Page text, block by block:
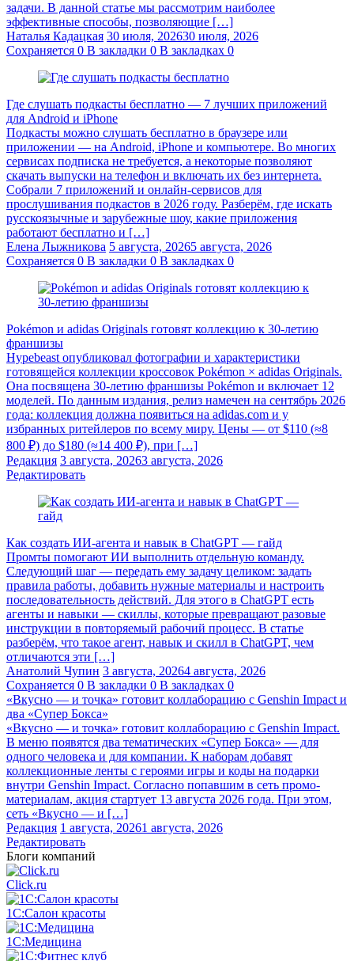
задачи. В данной статье мы рассмотрим наиболее
эффективные способы, позволяющие […]
Наталья Кадацкая 30 июля, 202630 июля, 2026
Сохраняется 0 В закладки 0 В закладках 0
Где слушать подкасты бесплатно — 7 лучших приложений
для Android и iPhone
Подкасты можно слушать бесплатно в браузере или
приложении — на Android, iPhone и компьютере. Во многих
сервисах подписка не требуется, а некоторые позволяют
скачать выпуски на телефон и включать их без интернета.
Собрали 7 приложений и онлайн-сервисов для
прослушивания подкастов в 2026 году. Разберём, где искать
русскоязычные и зарубежные шоу, какие приложения
работают бесплатно и […]
Елена Лыжникова 5 августа, 20265 августа, 2026
Сохраняется 0 В закладки 0 В закладках 0
Pokémon и adidas Originals готовят коллекцию к 30-летию
франшизы
Hypebeast опубликовал фотографии и характеристики
готовящейся коллекции кроссовок Pokémon × adidas Originals.
Она посвящена 30-летию франшизы Pokémon и включает 12
моделей. По данным издания, релиз намечен на сентябрь 2026
года: коллекция должна появиться на adidas.com и у
избранных ритейлеров по всему миру. Цены — от $110 (≈8
800 ₽) до $180 (≈14 400 ₽), при […]
Редакция 3 августа, 20263 августа, 2026
Редактировать
Как создать ИИ-агента и навык в ChatGPT — гайд
Промты помогают ИИ выполнить отдельную команду.
Следующий шаг — передать ему задачу целиком: задать
правила работы, добавить нужные материалы и настроить
последовательность действий. Для этого в ChatGPT есть
агенты и навыки — скиллы, которые превращают разовые
инструкции в повторяемый рабочий процесс. В статье
разберём, что такое агент, навык и скилл в ChatGPT, чем
отличаются эти […]
Анатолий Чупин 3 августа, 20264 августа, 2026
Сохраняется 0 В закладки 0 В закладках 0
«Вкусно — и точка» готовит коллаборацию с Genshin Impact и
два «Супер Бокса»
«Вкусно — и точка» готовит коллаборацию с Genshin Impact.
В меню появятся два тематических «Супер Бокса» — для
одного человека и для компании. К наборам добавят
коллекционные ленты с героями игры и коды на подарки
внутри Genshin Impact. Согласно попавшим в сеть промо-
материалам, акция стартует 13 августа 2026 года. При этом,
сеть «Вкусно — и […]
Редакция 1 августа, 20261 августа, 2026
Редактировать
Блоги компаний
Click.ru
1С:Салон красоты
1С:Медицина